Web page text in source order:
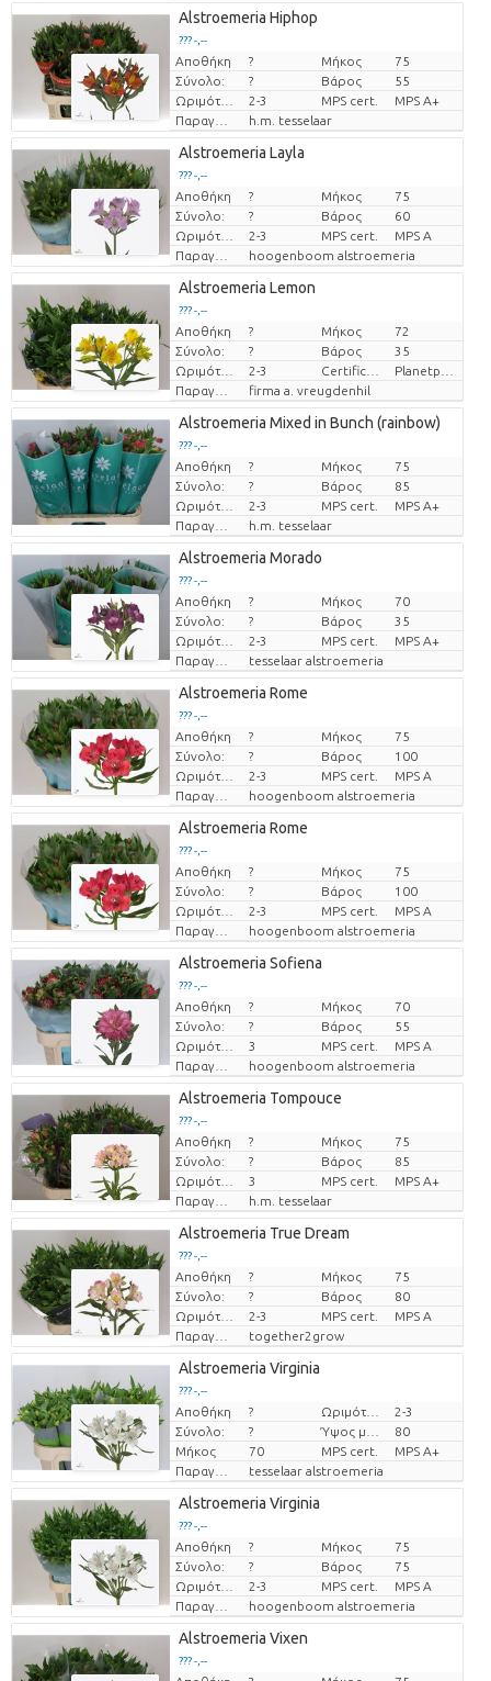
Alstroemeria Hiphop
??? -,--
Τιμή ανά τεμάχιο
Αποθήκη ? Μήκος
75
Σύνολο:
? Βάρος
55
Ωριμότητα
2-3 MPS cert.
MPS A+
Παραγωγός
h.m. tesselaar
Alstroemeria Layla
??? -,--
Τιμή ανά τεμάχιο
Αποθήκη ? Μήκος
75
Σύνολο:
? Βάρος
60
Ωριμότητα
2-3 MPS cert.
MPS A
Παραγωγός
hoogenboom alstroemeria
Alstroemeria Lemon
??? -,--
Τιμή ανά τεμάχιο
Αποθήκη ? Μήκος
72
Σύνολο:
? Βάρος
35
Ωριμότητα
2-3
Παραγωγός
firma a. vreugdenhil
Alstroemeria Mixed in Bunch (rainbow)
??? -,--
Τιμή ανά τεμάχιο
Αποθήκη ? Μήκος
75
Σύνολο:
? Βάρος
85
Ωριμότητα
2-3 MPS cert.
MPS A+
Παραγωγός
h.m. tesselaar
Alstroemeria Morado
??? -,--
Τιμή ανά τεμάχιο
Αποθήκη ? Μήκος
70
Σύνολο:
? Βάρος
35
Ωριμότητα
2-3 MPS cert.
MPS A+
Παραγωγός
tesselaar alstroemeria
Alstroemeria Rome
??? -,--
Τιμή ανά τεμάχιο
Αποθήκη ? Μήκος
75
Σύνολο:
? Βάρος
100
Ωριμότητα
2-3 MPS cert.
MPS A
Παραγωγός
hoogenboom alstroemeria
Alstroemeria Rome
??? -,--
Τιμή ανά τεμάχιο
Αποθήκη ? Μήκος
75
Σύνολο:
? Βάρος
100
Ωριμότητα
2-3 MPS cert.
MPS A
Παραγωγός
hoogenboom alstroemeria
Alstroemeria Sofiena
??? -,--
Τιμή ανά τεμάχιο
Αποθήκη ? Μήκος
70
Σύνολο:
? Βάρος
55
Ωριμότητα
3 MPS cert.
MPS A
Παραγωγός
hoogenboom alstroemeria
Alstroemeria Tompouce
??? -,--
Τιμή ανά τεμάχιο
Αποθήκη ? Μήκος
75
Σύνολο:
? Βάρος
85
Ωριμότητα
3 MPS cert.
MPS A+
Παραγωγός
h.m. tesselaar
Alstroemeria True Dream
??? -,--
Τιμή ανά τεμάχιο
Αποθήκη ? Μήκος
75
Σύνολο:
? Βάρος
80
Ωριμότητα
2-3 MPS cert.
MPS A
Παραγωγός
together2grow
Alstroemeria Virginia
??? -,--
Τιμή ανά τεμάχιο
Αποθήκη ?
2-3
Σύνολο:
?
80
Μήκος
70 MPS cert.
MPS A+
Παραγωγός
tesselaar alstroemeria
Alstroemeria Virginia
??? -,--
Τιμή ανά τεμάχιο
Αποθήκη ? Μήκος
75
Σύνολο:
? Βάρος
75
Ωριμότητα
2-3 MPS cert.
MPS A
Παραγωγός
hoogenboom alstroemeria
Alstroemeria Vixen
??? -,--